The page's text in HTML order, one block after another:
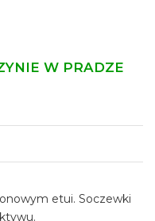
W PRADZE
etui. Soczewki